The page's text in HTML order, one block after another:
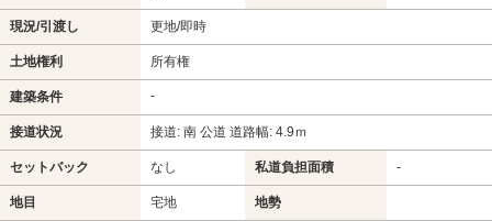
現況/引渡し 更地/即時
土地権利 所有権
建築条件 -
接道状況 接道: 南 公道 道路幅: 4.9ｍ
セットバック なし 私道負担面積 -
地目 宅地 地勢